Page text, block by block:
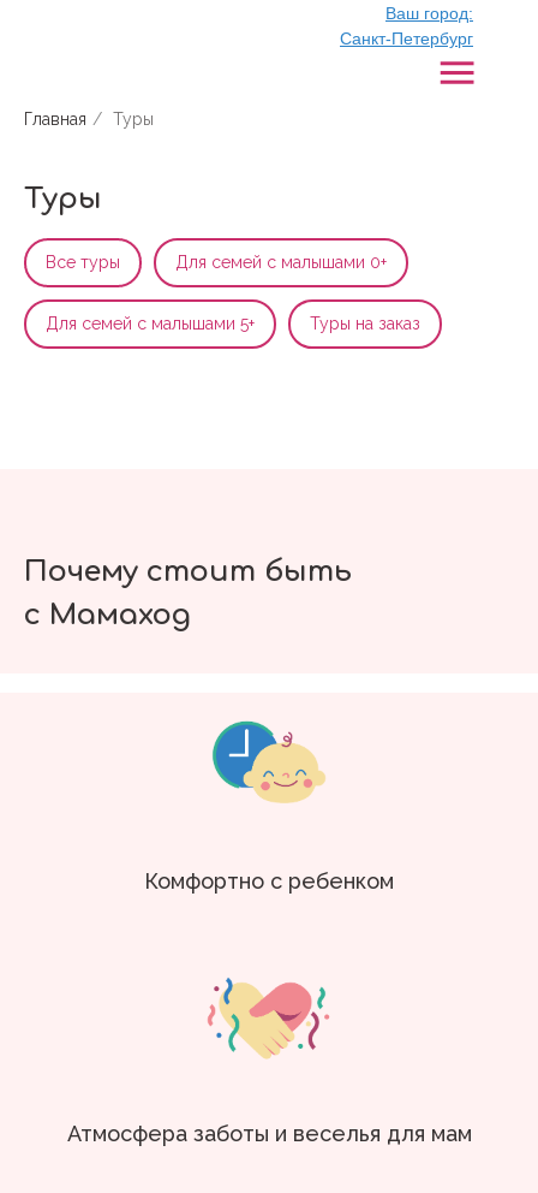
Ваш город:
Санкт-Петербург
Главная / Туры
Туры
Все туры Для семей с малышами 0+
Для семей с малышами 5+ Туры на заказ
Почему стоит быть
с Мамаход
Комфортно с ребенком
Атмосфера заботы и веселья для мам